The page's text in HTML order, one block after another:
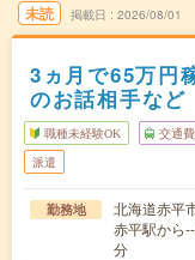
未読 掲載日 2026/08/01
3ヵ月で65万円
のお話相手など
職種未経験OK 交通
派遣
勤務地
北海道赤平
赤平駅から
分